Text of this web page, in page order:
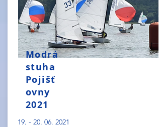
Modrá
stuha
Pojišť
ovny
2021
19. - 20. 06. 2021